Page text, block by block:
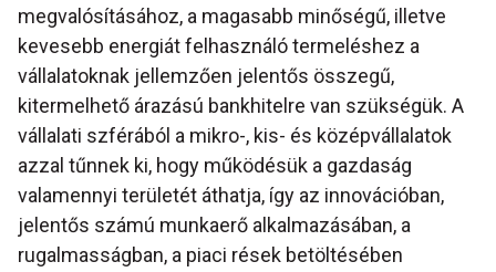
megvalósításához, a magasabb minőségű, illetve
kevesebb energiát felhasználó termeléshez a
vállalatoknak jellemzően jelentős összegű,
kitermelhető árazású bankhitelre van szükségük. A
vállalati szférából a mikro-, kis- és középvállalatok
azzal tűnnek ki, hogy működésük a gazdaság
valamennyi területét áthatja, így az innovációban,
jelentős számú munkaerő alkalmazásában, a
rugalmasságban, a piaci rések betöltésében